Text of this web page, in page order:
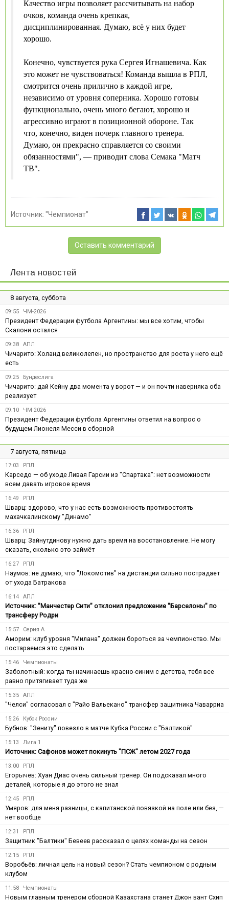
Качество игры позволяет рассчитывать на набор
очков, команда очень крепкая,
дисциплинированная. Думаю, всё у них будет
хорошо.
Конечно, чувствуется рука Сергея Игнашевича. Как
это может не чувствоваться! Команда вышла в РПЛ,
смотрится очень прилично в каждой игре,
независимо от уровня соперника. Хорошо готовы
функционально, очень много бегают, хорошо и
агрессивно играют в позиционной обороне. Так
что, конечно, виден почерк главного тренера.
Думаю, он прекрасно справляется со своими
обязанностями", — приводит слова Семака "Матч
ТВ".
Источник: "Чемпионат"
Оставить комментарий
Лента новостей
8 августа, суббота
09:55 ЧМ-2026
Президент Федерации футбола Аргентины: мы все хотим, чтобы
Скалони остался
09:38 АПЛ
Чичарито: Холанд великолепен, но пространство для роста у него ещё
есть
09:25 Бундеслига
Чичарито: дай Кейну два момента у ворот — и он почти наверняка оба
реализует
09:10 ЧМ-2026
Президент Федерации футбола Аргентины ответил на вопрос о
будущем Лионеля Месси в сборной
7 августа, пятница
17:03 РПЛ
Карседо — об уходе Ливая Гарсии из "Спартака": нет возможности
всем давать игровое время
16:49 РПЛ
Шварц: здорово, что у нас есть возможность противостоять
махачкалинскому "Динамо"
16:36 РПЛ
Шварц: Зайнутдинову нужно дать время на восстановление. Не могу
сказать, сколько это займёт
16:27 РПЛ
Наумов: не думаю, что "Локомотив" на дистанции сильно пострадает
от ухода Батракова
16:14 АПЛ
Источник: "Манчестер Сити" отклонил предложение "Барселоны" по
трансферу Родри
15:57 Серия А
Аморим: клуб уровня "Милана" должен бороться за чемпионство. Мы
постараемся это сделать
15:46 Чемпионаты
Заболотный: когда ты начинаешь красно-синим с детства, тебя все
равно притягивает туда же
15:35 АПЛ
"Челси" согласовал с "Райо Вальекано" трансфер защитника Чаварриа
15:26 Кубок России
Бубнов: "Зениту" повезло в матче Кубка России с "Балтикой"
15:13 Лига 1
Источник: Сафонов может покинуть "ПСЖ" летом 2027 года
13:00 РПЛ
Егорычев: Хуан Диас очень сильный тренер. Он подсказал много
деталей, которые я до этого не знал
12:45 РПЛ
Умяров: для меня разницы, с капитанской повязкой на поле или без, —
нет вообще
12:31 РПЛ
Защитник "Балтики" Бевеев рассказал о целях команды на сезон
12:15 РПЛ
Воробьёв: личная цель на новый сезон? Стать чемпионом с родным
клубом
11:58 Чемпионаты
Новым главным тренером сборной Казахстана станет Джон вант Схип